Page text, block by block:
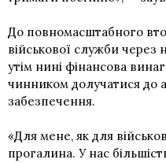
До повномасштабного
військової служби через
утім нині фінансова
чинником долучатися до
забезпечення.
«Для мене, як для
прогалина. У нас